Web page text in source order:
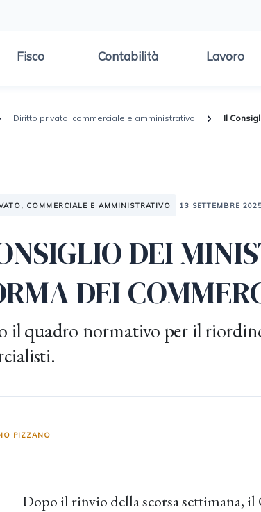
Fisco Contabilità Lavoro
Diritto privato, commerciale e amministrativo Il
COMMERCIALE E AMMINISTRATIVO 13 SETTEMBRE
DEI
DEI
il quadro normativo per il
PIZZANO
Dopo il rinvio della scorsa settimana,